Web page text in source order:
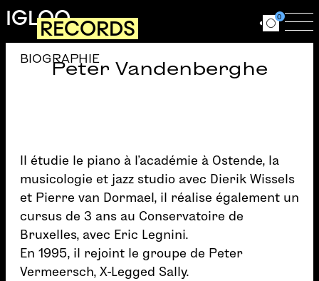
Aller au contenu principal
IGLOORECORDS Ouvrir le
0
Peter Vandenberghe
BIOGRAPHIE
Il étudie le piano à l’académie à Ostende, la
musicologie et jazz studio avec Dierik Wissels
et Pierre van Dormael, il réalise également un
cursus de 3 ans au Conservatoire de
Bruxelles, avec Eric Legnini.
En 1995, il rejoint le groupe de Peter
Vermeersch, X-Legged Sally.